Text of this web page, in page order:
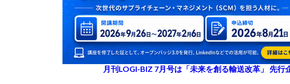
月刊LOGI-BIZ 7月号は「未来を創る輸送改革」 先行